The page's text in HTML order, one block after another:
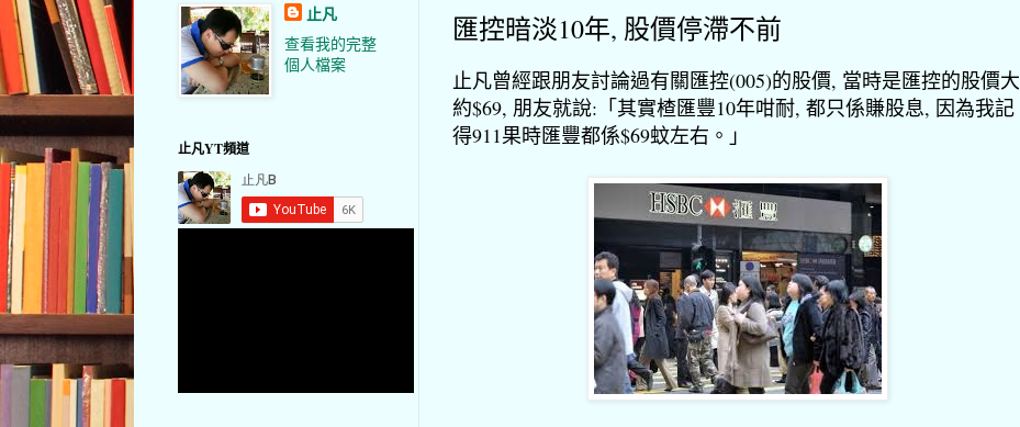
匯控暗淡10年, 股價停滯不前
止凡曾經跟朋友討論過有關匯控(005)的股價, 當時是匯控的股價大
約$69, 朋友就說:「其實楂匯豐10年咁耐, 都只係賺股息, 因為我記
得911果時匯豐都係$69蚊左右。」
止凡
查看我的完整
個人檔案
止凡YT頻道